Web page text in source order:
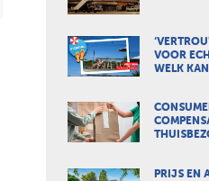
VOOR
WELK
PRIJS EN